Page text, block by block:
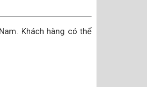
Khách hàng có thể